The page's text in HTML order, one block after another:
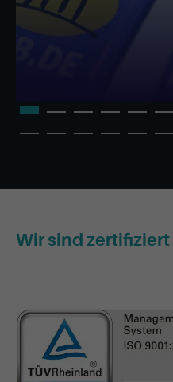
Wir sind zertifiziert